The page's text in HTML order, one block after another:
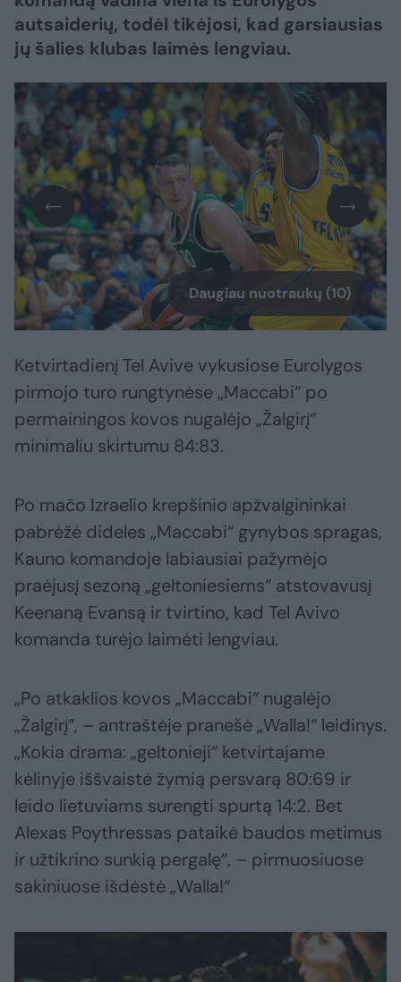
autsaiderių, todėl tikėjosi, kad garsiausias
jų šalies klubas laimės lengviau.
Daugiau nuotraukų (10)
Ketvirtadienį Tel Avive vykusiose Eurolygos
pirmojo turo rungtynėse „Maccabi“ po
permainingos kovos nugalėjo „Žalgirį“
minimaliu skirtumu 84:83.
Po mačo Izraelio krepšinio apžvalgininkai
pabrėžė dideles „Maccabi“ gynybos spragas,
Kauno komandoje labiausiai pažymėjo
praėjusį sezoną „geltoniesiems“ atstovavusį
Keenaną Evansą ir tvirtino, kad Tel Avivo
komanda turėjo laimėti lengviau.
„Po atkaklios kovos „Maccabi“ nugalėjo
„Žalgirį“, – antraštėje pranešė „Walla!“ leidinys.
„Kokia drama: „geltonieji“ ketvirtajame
kėlinyje iššvaistė žymią persvarą 80:69 ir
leido lietuviams surengti spurtą 14:2. Bet
Alexas Poythressas pataikė baudos metimus
ir užtikrino sunkią pergalę“, – pirmuosiuose
sakiniuose išdėstė „Walla!“